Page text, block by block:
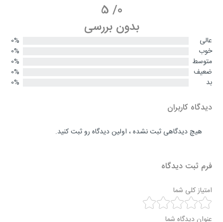
0
/
5
بدون بررسی
عالی
0%
خوب
0%
متوسط
0%
ضعیف
0%
بد
0%
دیدگاه کاربران
هیچ دیدگاهی ثبت نشده ، اولین دیدگاه رو ثبت کنید.
فرم ثبت دیدگاه
امتیاز کلی شما
عنوان دیدگاه شما